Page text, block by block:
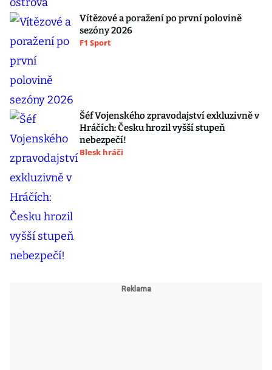
Vítězové a poražení po první polovině
sezóny 2026
F1 Sport
Šéf Vojenského zpravodajství exkluzivně v
Hráčích: Česku hrozil vyšší stupeň
nebezpečí!
Blesk hráči